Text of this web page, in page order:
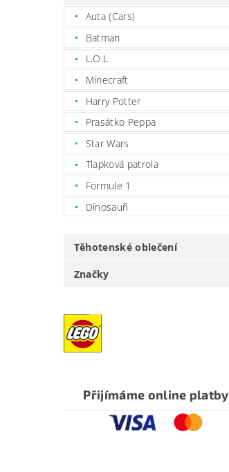
Auta (Cars)
Batman
L.O.L
Minecraft
Harry Potter
Prasátko Peppa
Star Wars
Tlapková patrola
Formule 1
Dinosauři
Těhotenské oblečení
Značky
Přijímáme online platby